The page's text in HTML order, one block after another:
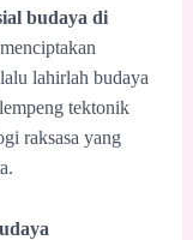
budaya di
lahirlah budaya
tektonik
raksasa yang